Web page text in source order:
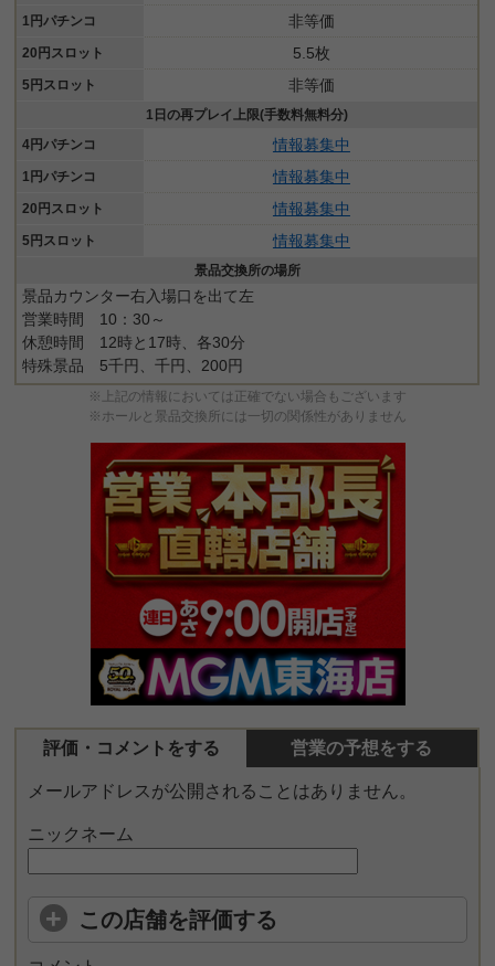
1円パチンコ 非等価
20円スロット 5.5枚
5円スロット 非等価
1日の再プレイ上限(手数料無料分)
4円パチンコ
情報募集中
1円パチンコ 情報募集中
20円スロット 情報募集中
5円スロット 情報募集中
景品交換所の場所
景品カウンター右入場口を出て左
営業時間 10：30～
休憩時間 12時と17時、各30分
特殊景品 5千円、千円、200円
※上記の情報においては正確でない場合もございます
※ホールと景品交換所には一切の関係性がありません
評価・コメントをする 営業の予想をする
メールアドレスが公開されることはありません。
ニックネーム
この店舗を評価する